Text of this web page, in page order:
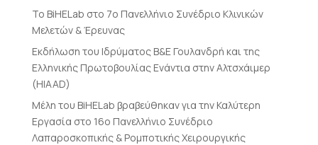
Το BiHELab στο 7ο Πανελλήνιο Συνέδριο Κλινικών
Μελετών & Έρευνας
Εκδήλωση του Ιδρύματος Β&Ε Γουλανδρή και της
Ελληνικής Πρωτοβουλίας Ενάντια στην Αλτσχάιμερ
(HIAAD)
Μέλη του BiHELab βραβεύθηκαν για την Καλύτερη
Εργασία στο 16ο Πανελλήνιο Συνέδριο
Λαπαροσκοπικής & Ρομποτικής Χειρουργικής